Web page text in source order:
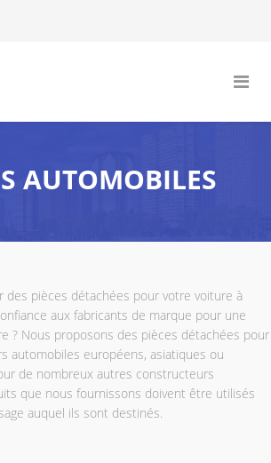
AUTOMOBILES
des pièces détachées pour votre voiture à
aux fabricants de marque pour une
? Nous proposons des pièces détachées pour
automobiles européens, asiatiques ou
de nombreux autres constructeurs
que nous fournissons doivent être utilisés
auquel ils sont destinés.